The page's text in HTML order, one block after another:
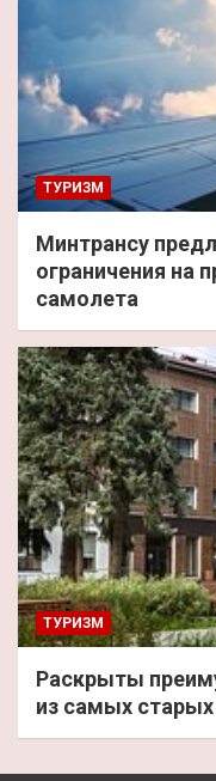
ТУРИЗМ
Минтрансу
ограничения на
самолета
ТУРИЗМ
Раскрыты
из самых